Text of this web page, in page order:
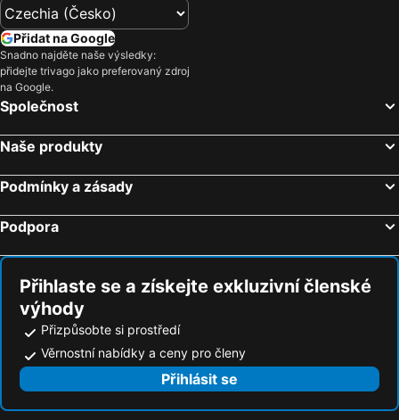
Hotely Maiori
Hotely Agrópoli
Hotely Praiano
Hotely Pimonte
Hotely Furore
Hotely Portici
Hotely Ravello
Hotely Castellabate
Hotely Nola
Hotely Sant'Agnello di Sorrento
Přidat na Google
Snadno najděte naše výsledky:
přidejte trivago jako preferovaný zdroj
na Google.
Společnost
Naše produkty
Podmínky a zásady
Podpora
Přihlaste se a získejte exkluzivní členské
výhody
Přizpůsobte si prostředí
Věrnostní nabídky a ceny pro členy
Přihlásit se